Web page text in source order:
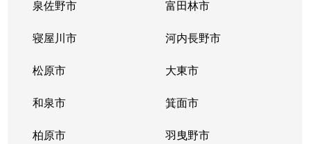
泉佐野市 富田林市
寝屋川市 河内長野市
松原市 大東市
和泉市 箕面市
柏原市 羽曳野市